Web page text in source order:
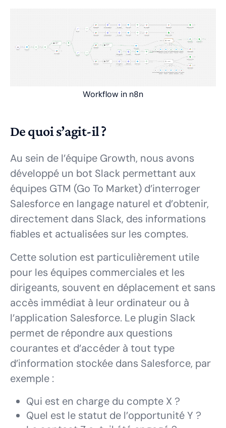
Workflow in n8n
De quoi s’agit-il ?
Au sein de l’équipe Growth, nous avons
développé un bot Slack permettant aux
équipes GTM (Go To Market) d’interroger
Salesforce en langage naturel et d’obtenir,
directement dans Slack, des informations
fiables et actualisées sur les comptes.
Cette solution est particulièrement utile
pour les équipes commerciales et les
dirigeants, souvent en déplacement et sans
accès immédiat à leur ordinateur ou à
l’application Salesforce. Le plugin Slack
permet de répondre aux questions
courantes et d’accéder à tout type
d’information stockée dans Salesforce, par
exemple :
Qui est en charge du compte X ?
Quel est le statut de l’opportunité Y ?